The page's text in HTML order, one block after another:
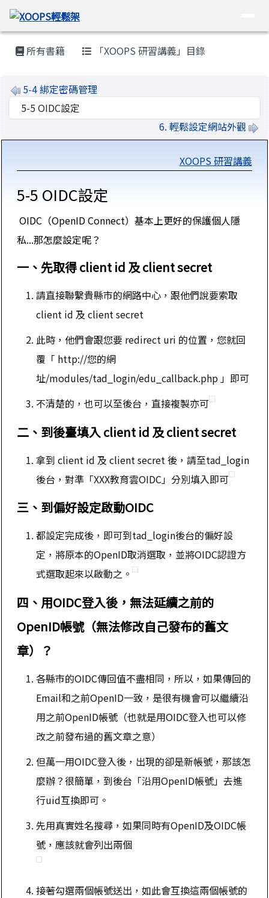
跳至主內容區
XOOPS輕鬆架
導覽列
主內容區域
所有書籍 「XOOPS 研習講義」目錄
5-4 綁定密碼管理
6. 輕鬆設定網站外觀
XOOPS 研習講義
5-5 OIDC設定
OIDC（OpenID Connect）基本上更好的保護個人隱
私...那怎麼設定呢？
一、先取得 client id 及 client secret
請直接聯繫貴縣市的網路中心，跟他們說要索取
client id 及 client secret
此時，他們會跟您要 redirect uri 的位置，您就回
覆「 http://您的網
址/modules/tad_login/edu_callback.php 」即可
不清楚的，也可以至後台，直接複製亦可
二、到後臺填入 client id 及 client secret
拿到 client id 及 client secret 後，請至tad_login
後台，對準「XXX教育雲OIDC」分別填入即可
三、到偏好設定啟動OIDC
都設定完成後，即可到tad_login後台的偏好設
定，將原本的OpenID取消選取，並將OIDC認證方
式選取起來以啟動之。
四、用OIDC登入後，無法延續之前的
OpenID帳號（無法修改自己發布的舊文
章）？
各縣市的OIDC傳回值不盡相同，所以，如果傳回的
Email和之前OpenID一致，是很有機會可以繼續沿
用之前OpenID帳號（也就是用OIDC登入也可以修
改之前發布過的舊文章之意）
但萬一用OIDC登入後，出現的卻是新帳號，那該怎
麼辦？很簡單，到後台「沿用OpenID帳號」去進
行uid互換即可。
先用真實姓名搜尋，如果同時有OpenID及OIDC帳
號，應該就會列出兩個
接著勾選兩個帳號送出，如此會互換這兩個帳號的
頁尾區域